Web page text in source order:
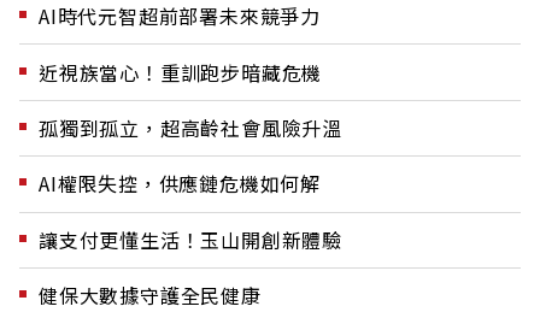
AI時代元智超前部署未來競爭力
近視族當心！重訓跑步暗藏危機
孤獨到孤立，超高齡社會風險升溫
AI權限失控，供應鏈危機如何解
讓支付更懂生活！玉山開創新體驗
健保大數據守護全民健康